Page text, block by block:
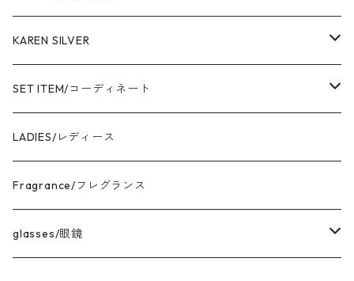
cooperstown/クーパーズタウン
adidas/アディダス
the corona utility/コロナ
avontade/アボンタージ
BAICYCLON/バイシクロン
KAREN SILVER
necklace
bracelet
pierce
ring
SET ITEM/コーディネート
Sサイズ コーディネート
Mサイズ コーディネート
Lサイズ コーディネート
LADIES/レディース
Fragrance/フレグランス
glasses/眼鏡